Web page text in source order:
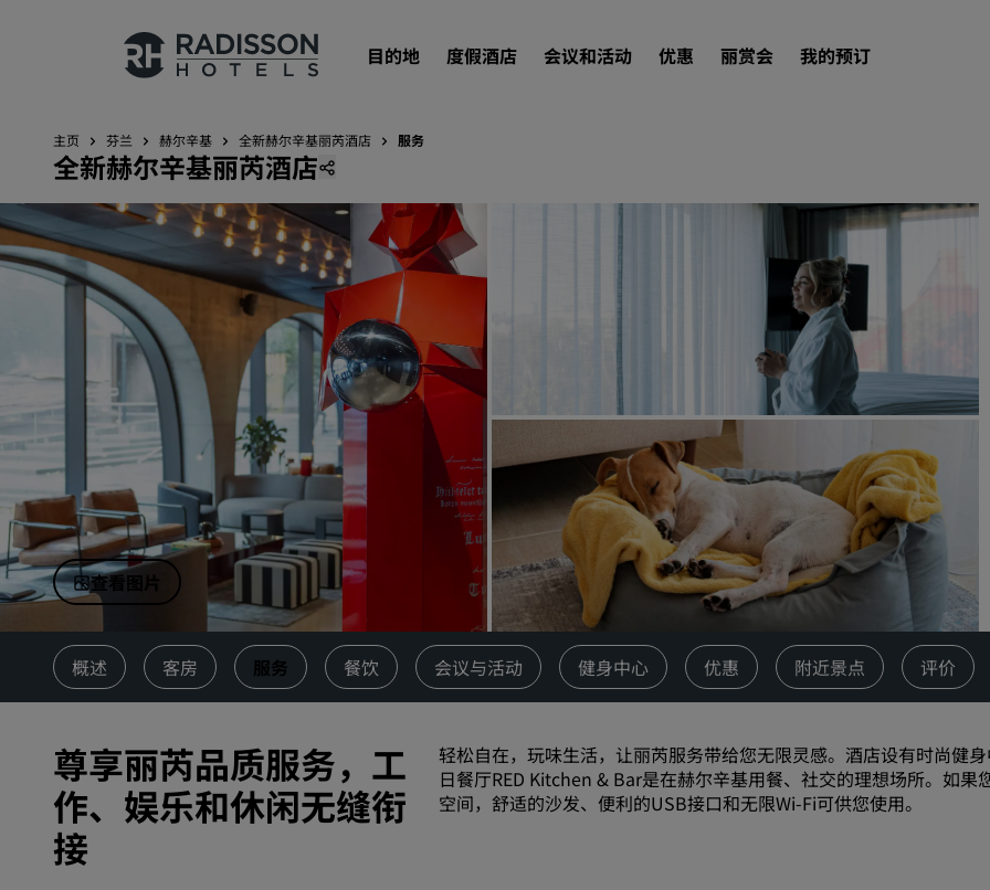
目的地 度假酒店 会议和活动 优惠 丽赏会 我的预订
我们的品牌
丽笙酒店集团品牌
中国附属品牌
目的地
度假酒店
服务式公寓
机场酒店
新开业和即将开业的酒店
会议和活动
探索丽笙会议
预订会议空间
请求报价
活动目的地
行业方案
搜索航班
搜索航班
餐饮
搜索餐厅
主页 芬兰 赫尔辛基 全新赫尔辛基丽芮酒店 服务
全新赫尔辛基丽芮酒店
查看图片
概述 客房 服务 餐饮 会议与活动 健身中心 优惠 附近景点 评价
尊享丽芮品质服务，工
作、娱乐和休闲无缝衔
接
轻松自在，玩味生活，让丽芮服务带给您无限灵感。酒店设有时尚健
日餐厅RED Kitchen & Bar是在赫尔辛基用餐、社交的理想场所。如
空间，舒适的沙发、便利的USB接口和无限Wi-Fi可供您使用。